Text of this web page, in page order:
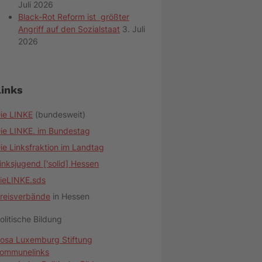
Juli 2026
Black-Rot Reform ist größter
Angriff auf den Sozialstaat 3. Juli
2026
LINKE (bundesweit)
LINKE. im Bundestag
Linksfraktion im Landtag
['solid] Hessen
in Hessen
Bildung
Luxemburg Stiftung